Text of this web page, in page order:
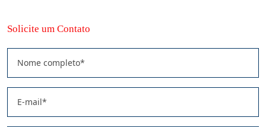
Solicite um Contato